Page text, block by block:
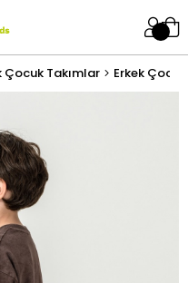
Çocuk Takımlar Erkek